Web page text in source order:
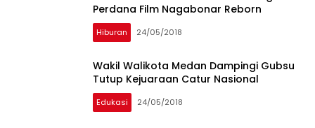
Perdana Film Nagabonar Reborn
Hiburan 24/05/2018
Wakil Walikota Medan Dampingi Gubsu
Tutup Kejuaraan Catur Nasional
Edukasi 24/05/2018